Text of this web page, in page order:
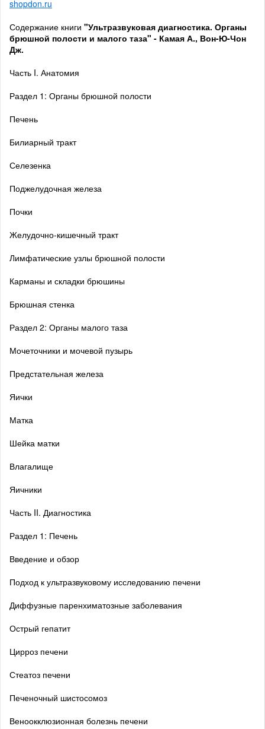
shopdon.ru
Содержание книги "Ультразвуковая диагностика. Органы
брюшной полости и малого таза" - Камая А., Вон-Ю-Чон
Дж.
Часть I. Анатомия
Раздел 1: Органы брюшной полости
Печень
Билиарный тракт
Селезенка
Поджелудочная железа
Почки
Желудочно-кишечный тракт
Лимфатические узлы брюшной полости
Карманы и складки брюшины
Брюшная стенка
Раздел 2: Органы малого таза
Мочеточники и мочевой пузырь
Предстательная железа
Яички
Матка
Шейка матки
Влагалище
Яичники
Часть II. Диагностика
Раздел 1: Печень
Введение и обзор
Подход к ультразвуковому исследованию печени
Диффузные паренхиматозные заболевания
Острый гепатит
Цирроз печени
Стеатоз печени
Печеночный шистосомоз
Веноокклюзионная болезнь печени